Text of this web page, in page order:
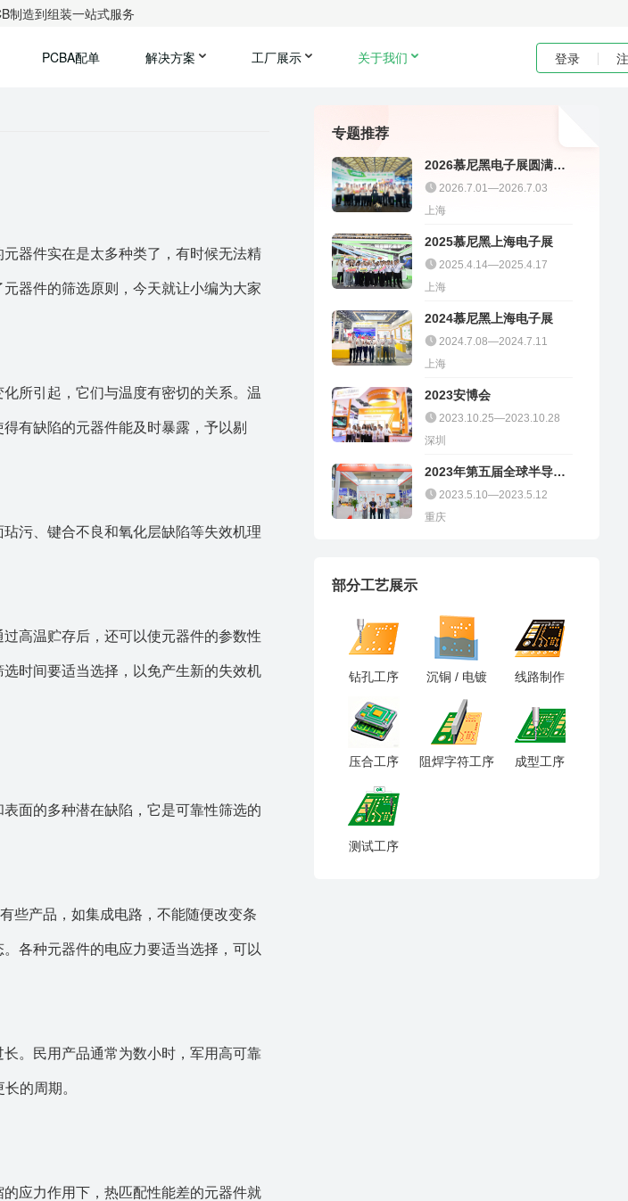
制造到组装一站式服务
PCBA配单 解决方案 工厂展示 关于我们 登录
器件实在是太多种类了，有时候无法精
器件的筛选原则，今天就让小编为大家
所引起，它们与温度有密切的关系。温
有缺陷的元器件能及时暴露，予以剔
污、键合不良和氧化层缺陷等失效机理
高温贮存后，还可以使元器件的参数性
时间要适当选择，以免产生新的失效机
面的多种潜在缺陷，它是可靠性筛选的
些产品，如集成电路，不能随便改变条
各种元器件的电应力要适当选择，可以
。民用产品通常为数小时，军用高可靠
的周期。
应力作用下，热匹配性能差的元器件就
专题推荐
2026慕尼黑电子展圆满收
官｜聚多邦精彩不停
2026.7.01—2026.7.03
上海
2025慕尼黑上海电子展
2025.4.14—2025.4.17
上海
2024慕尼黑上海电子展
2024.7.08—2024.7.11
上海
2023安博会
2023.10.25—2023.10.28
深圳
2023年第五届全球半导体
产业（重庆）博览会
2023.5.10—2023.5.12
重庆
部分工艺展示
钻孔工序 沉铜 / 电镀 线路制作
压合工序 阻焊字符工序 成型工序
测试工序